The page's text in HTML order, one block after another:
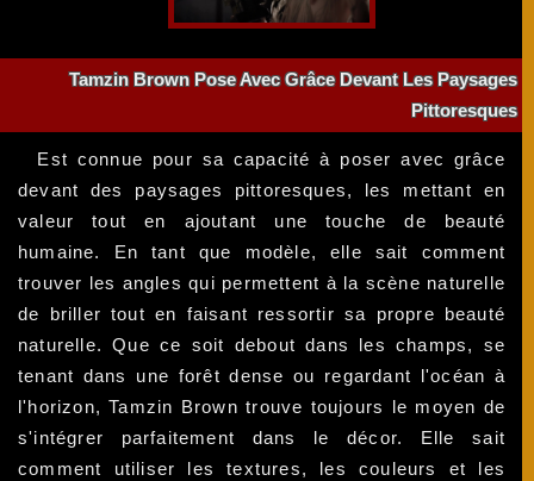
Tamzin Brown Pose Avec Grâce Devant Les Paysages
Pittoresques
Est connue pour sa capacité à poser avec grâce
devant des paysages pittoresques, les mettant en
valeur tout en ajoutant une touche de beauté
humaine. En tant que modèle, elle sait comment
trouver les angles qui permettent à la scène naturelle
de briller tout en faisant ressortir sa propre beauté
naturelle. Que ce soit debout dans les champs, se
tenant dans une forêt dense ou regardant l'océan à
l'horizon, Tamzin Brown trouve toujours le moyen de
s'intégrer parfaitement dans le décor. Elle sait
comment utiliser les textures, les couleurs et les